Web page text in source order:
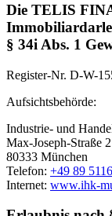
Die TELIS
§ 34i Abs. 1
Register-Nr. D-W-
Aufsichtsbehörde:
Industrie- und
Max-Joseph-Straße 2
80333 München
Telefon: +49 89
Internet: www.ihk-